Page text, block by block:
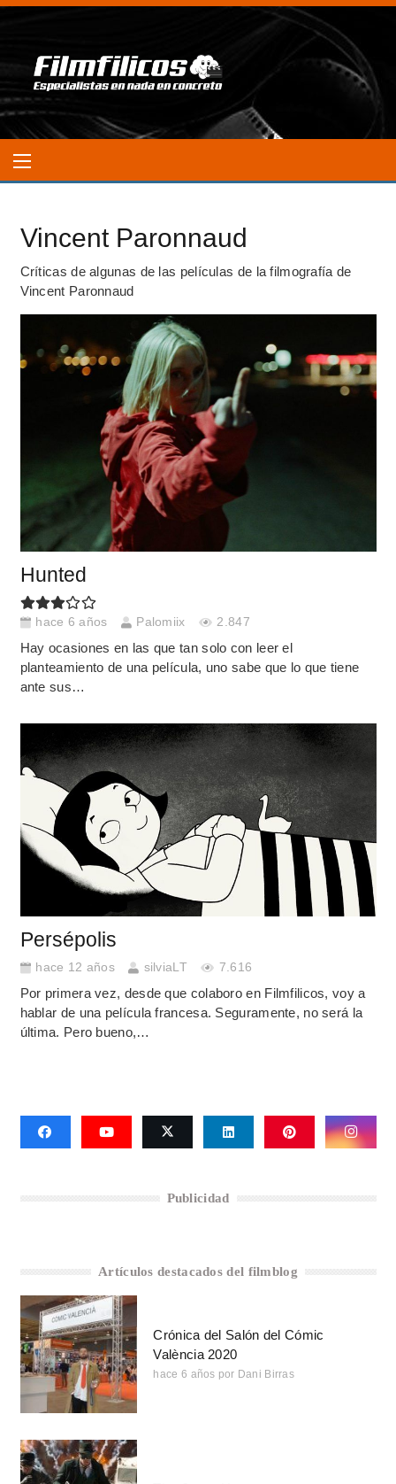
Vincent Paronnaud
Críticas de algunas de las películas de la filmografía de
Vincent Paronnaud
Hunted
hace 6 años Palomiix 2.847
Hay ocasiones en las que tan solo con leer el
planteamiento de una película, uno sabe que lo que tiene
ante sus…
Persépolis
hace 12 años silviaLT 7.616
Por primera vez, desde que colaboro en Filmfilicos, voy a
hablar de una película francesa. Seguramente, no será la
última. Pero bueno,…
Publicidad
Artículos destacados del filmblog
Crónica del Salón del Cómic
València 2020
hace 6 años por Dani Birras